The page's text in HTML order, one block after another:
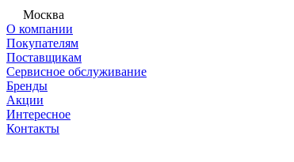
Москва
О компании
Покупателям
Поставщикам
Сервисное обслуживание
Бренды
Акции
Интересное
Контакты